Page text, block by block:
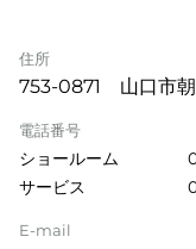
住所
753-0871 山口市朝
電話番号
ショールーム
サービス
E-mail